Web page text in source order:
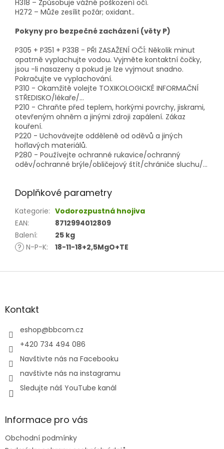
H318 – Způsobuje vážné poškození očí.
H272 – Může zesílit požár; oxidant..
Pokyny pro bezpečné zacházení (věty P)
P305 + P351 + P338 - PŘI ZASAŽENÍ OČÍ: Několik minut
opatrně vyplachujte vodou. Vyjměte kontaktní čočky,
jsou -li nasazeny a pokud je lze vyjmout snadno.
Pokračujte ve vyplachování.
P310 - Okamžitě volejte TOXIKOLOGICKÉ INFORMAČNÍ
STŘEDISKO/lékaře/…
P210 - Chraňte před teplem, horkými povrchy, jiskrami,
otevřeným ohněm a jinými zdroji zapálení. Zákaz
kouření.
P220 - Uchovávejte odděleně od oděvů a jiných
hořlavých materiálů.
P280 - Používejte ochranné rukavice/ochranný
oděv/ochranné brýle/obličejový štít/chrániče sluchu/…
Doplňkové parametry
Kategorie: Vodorozpustná hnojiva
EAN:
8712994012809
Balení:
25 kg
? N-P-K: 18-11-18+2,5MgO+TE
Z
aKontakt
eshop@bbcom.cz
+420 734 494 086
Navštivte nás na Facebooku
navštivte nás na instagramu
Sledujte náš YouTube kanál
Informace pro vás
Obchodní podmínky